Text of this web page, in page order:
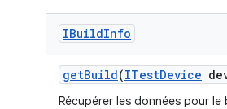
IBuildInfo
getBuild(ITestDevice
Récupérer les données pour